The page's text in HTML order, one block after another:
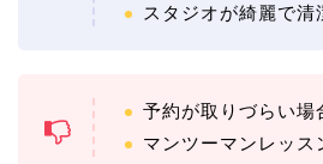
スタジオが綺麗で清
予約が取りづらい場
マンツーマンレッス